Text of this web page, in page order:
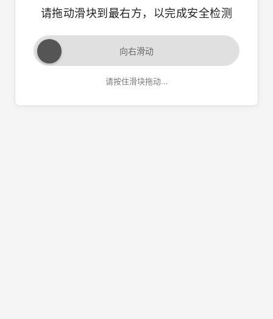
请拖动滑块到最右方，以完成安全检测
向右滑动
请按住滑块拖动...